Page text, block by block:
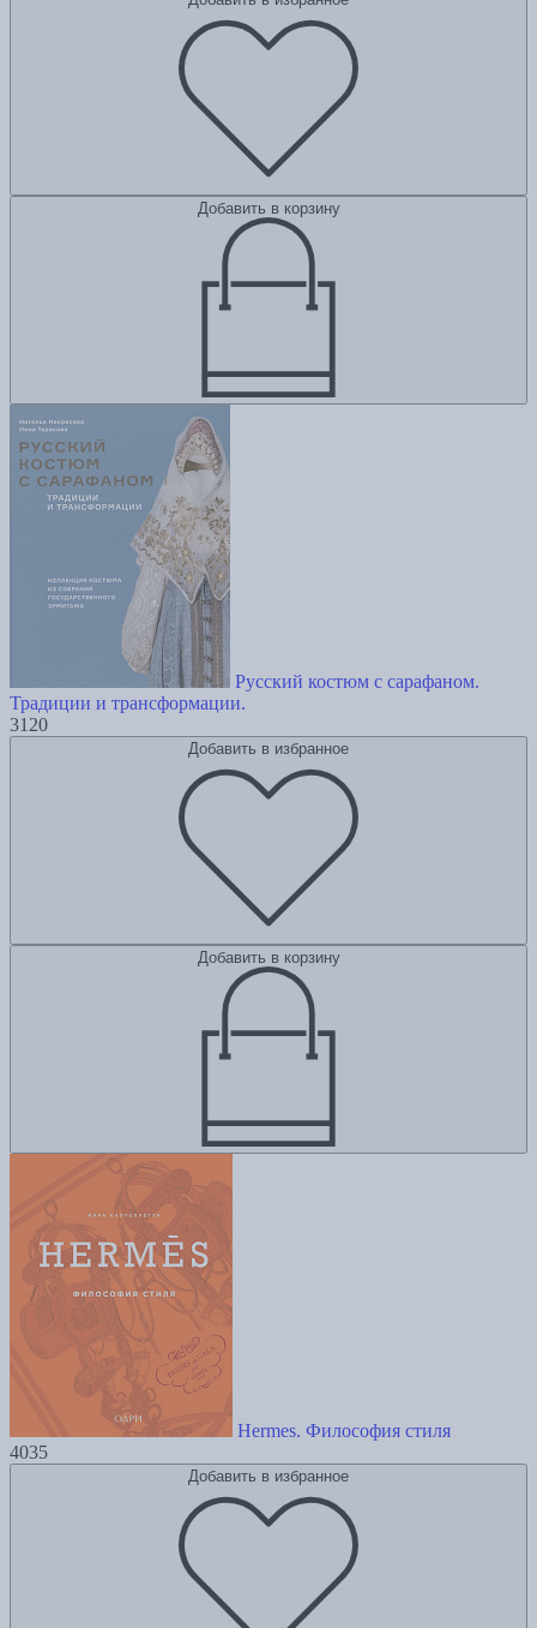
Добавить в корзину
Русский костюм с сарафаном.
Традиции и трансформации.
3120
Добавить в избранное
Добавить в корзину
Hermes. Философия стиля
4035
Добавить в избранное